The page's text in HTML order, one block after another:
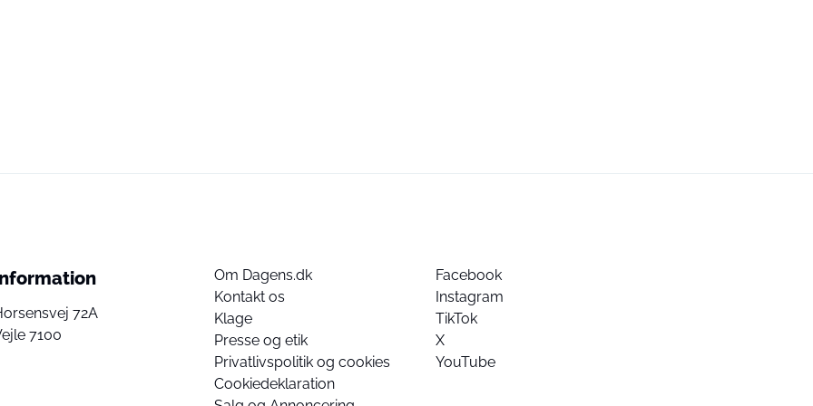
72A
7100
Om Dagens.dk
Kontakt os
Klage
Presse og etik
Privatlivspolitik og cookies
Cookiedeklaration
Facebook
Instagram
TikTok
X
YouTube